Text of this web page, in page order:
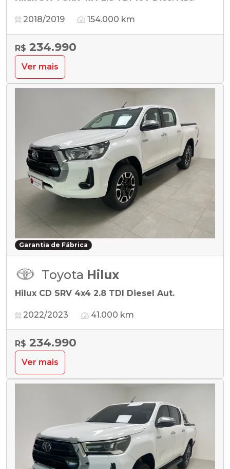
2018/2019 154.000 km
R$ 234.990
Ver mais
Garantia de Fábrica
Toyota Hilux
Hilux CD SRV 4x4 2.8 TDI Diesel Aut.
2022/2023 41.000 km
R$ 234.990
Ver mais